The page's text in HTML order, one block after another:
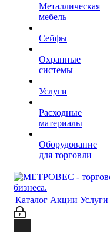
Металлическая
мебель
Сейфы
Охранные
системы
Услуги
Расходные
материалы
Оборудование
для торговли
Каталог Акции Услуги